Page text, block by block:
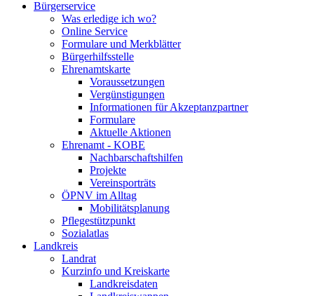
Bürgerservice
Was erledige ich wo?
Online Service
Formulare und Merkblätter
Bürgerhilfsstelle
Ehrenamtskarte
Voraussetzungen
Vergünstigungen
Informationen für Akzeptanzpartner
Formulare
Aktuelle Aktionen
Ehrenamt - KOBE
Nachbarschaftshilfen
Projekte
Vereinsporträts
ÖPNV im Alltag
Mobilitätsplanung
Pflegestützpunkt
Sozialatlas
Landkreis
Landrat
Kurzinfo und Kreiskarte
Landkreisdaten